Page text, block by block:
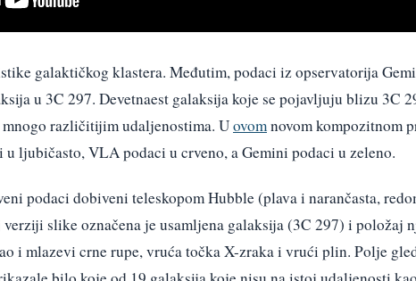
galaktičkog klastera. Međutim, podaci iz opservatorija
u 3C 297. Devetnaest galaksija koje se pojavljuju blizu 3C
različitijim udaljenostima. Uovomnovom kompozitnom
u ljubičasto, VLA podaci u crveno, a Gemini podaci u zeleno.
podaci dobiveni teleskopom Hubble (plava i narančasta,
slike označena je usamljena galaksija (3C 297) i položaj
i mlazevi crne rupe, vruća točka X-zraka i vrući plin. Polje